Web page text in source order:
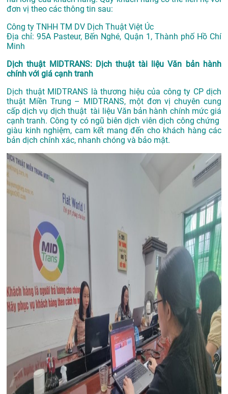
đơn vị theo các thông tin sau:
Công ty TNHH TM DV Dịch Thuật Việt Úc
Địa chỉ: 95A Pasteur, Bến Nghé, Quận 1, Thành phố Hồ Chí
Minh
Dịch thuật MIDTRANS: Dịch thuật tài liệu Văn bản hành
chính với giá cạnh tranh
Dịch thuật MIDTRANS là thương hiệu của công ty CP dịch
thuật Miền Trung – MIDTRANS, một đơn vị chuyên cung
cấp dịch vụ dịch thuật tài liệu Văn bản hành chính mức giá
cạnh tranh. Công ty có ngũ biên dịch viên dịch công chứng
giàu kinh nghiệm, cam kết mang đến cho khách hàng các
bản dịch chính xác, nhanh chóng và bảo mật.